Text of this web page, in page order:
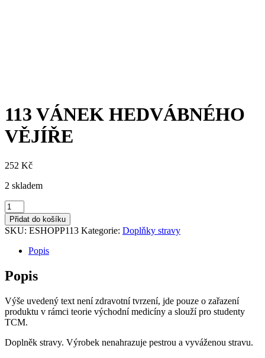
113 VÁNEK HEDVÁBNÉHO
VĚJÍŘE
252 Kč
2 skladem
113
VÁNEK
HEDVÁBNÉHO
VĚJÍŘE
množství
Přidat do košíku
SKU: ESHOPP113 Kategorie: Doplňky stravy
Popis
Popis
Výše uvedený text není zdravotní tvrzení, jde pouze o zařazení
produktu v rámci teorie východní medicíny a slouží pro studenty
TCM.
Doplněk stravy. Výrobek nenahrazuje pestrou a vyváženou stravu.